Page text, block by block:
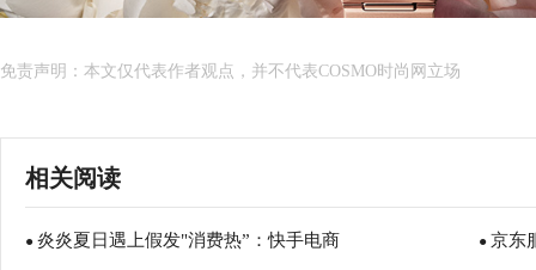
免责声明：本文仅代表作者观点，并不代表COSMO时尚网立场
相关阅读
● 炎炎夏日遇上假发"消费热”：快手电商 ● 京东